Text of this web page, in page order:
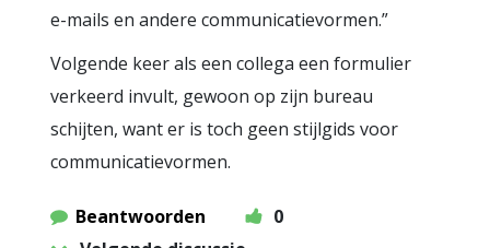
e-mails en andere communicatievormen.”
Volgende keer als een collega een formulier
verkeerd invult, gewoon op zijn bureau
schijten, want er is toch geen stijlgids voor
communicatievormen.
Beantwoorden
0